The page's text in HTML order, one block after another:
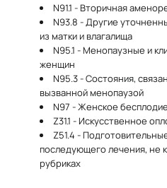
N91.1 - Вторичная
N93.8 - Другие
из матки и влагалища
N95.1 - Менопаузные и
женщин
N95.3 - Состояния,
вызванной менопаузой
N97 - Женское бесплодие
Z31.1 - Искусственное
Z51.4 -
последующего лечения, не
рубриках